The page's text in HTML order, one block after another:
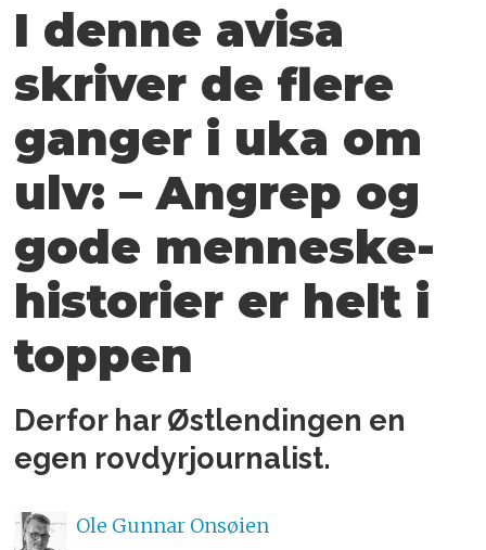
I denne avisa
skriver de flere
ganger i uka om
ulv: – Angrep og
gode menneske­
historier er helt i
toppen
Derfor har Østlendingen en
egen rovdyrjournalist.
Ole Gunnar Onsøien